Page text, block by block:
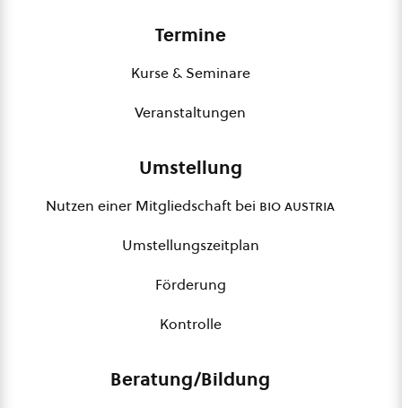
Termine
Kurse & Seminare
Veranstaltungen
Umstellung
Nutzen einer Mitgliedschaft bei bio austria
Umstellungszeitplan
Förderung
Kontrolle
Beratung/Bildung